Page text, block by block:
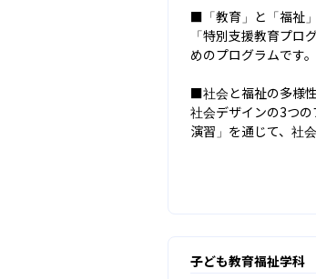
■「教育」と「福祉
「特別支援教育プ
めのプログラムです
■社会と福祉の多様
社会デザインの3つ
演習」を通じて、社
子ども教育福祉学科